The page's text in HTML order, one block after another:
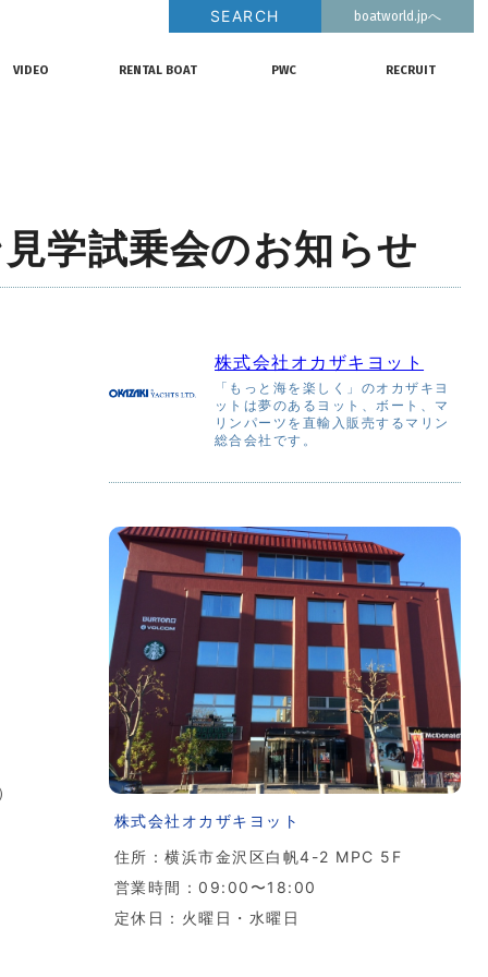
boatworld.jpへ
SEARCH
VIDEO RENTAL BOAT PWC RECRUIT
動画チャンネル リクルート
学試乗会のお知らせ
株式会社オカザキヨット
「もっと海を楽しく」のオカザキヨ
ットは夢のあるヨット、ボート、マ
リンパーツを直輸入販売するマリン
総合会社です。
株式会社オカザキヨット
住所：横浜市金沢区白帆4-2 MPC 5F
営業時間：09:00〜18:00
定休日：火曜日・水曜日